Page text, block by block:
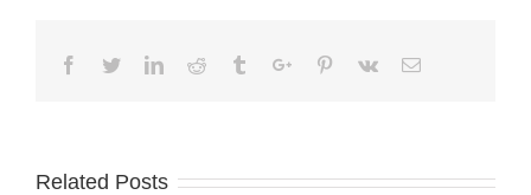
Facebook
TwitterLinkedinReddit TumblrGoogle+Pinterest
Vk Email
Related Posts